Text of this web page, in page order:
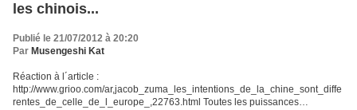
les chinois...
Publié le 21/07/2012 à 20:20
Par Musengeshi Kat
Réaction à l´article :
http://www.grioo.com/ar,jacob_zuma_les_intentions_de_la_chine_sont_diffe
rentes_de_celle_de_l_europe_,22763.html Toutes les puissances